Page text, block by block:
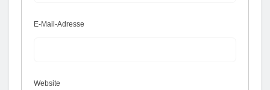
E-Mail-Adresse
Website